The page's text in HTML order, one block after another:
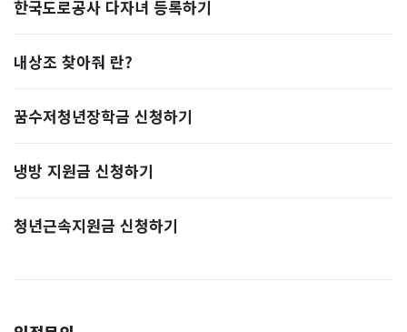
한국도로공사 다자녀 등록하기
내상조 찾아줘 란?
꿈수저청년장학금 신청하기
냉방 지원금 신청하기
청년근속지원금 신청하기